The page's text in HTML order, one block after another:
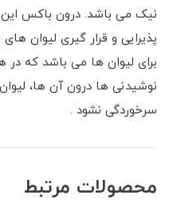
نیک می باشد. درون باکس
پذیرایی و قرار گیری لیوان
برای لیوان ها می باشد که در
نوشیدنی ها درون آن ها،
سرخوردگی نشود .
محصولات مرتبط